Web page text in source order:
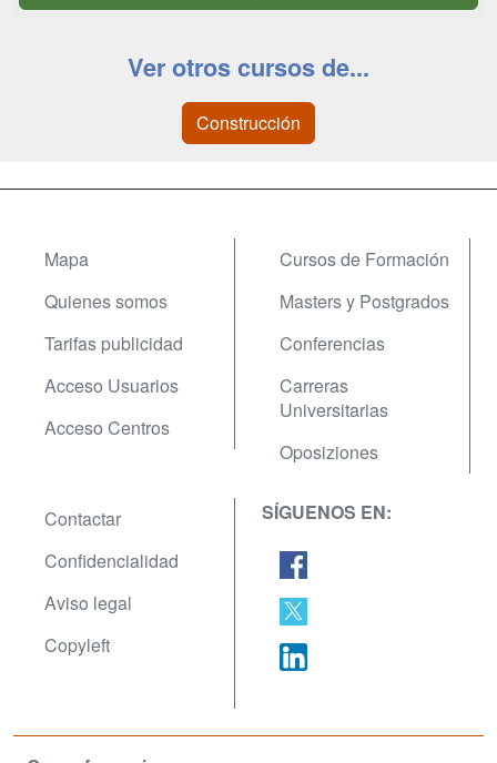
Ver otros cursos de...
Construcción
Mapa
Quienes somos
Tarifas publicidad
Acceso Usuarios
Acceso Centros
Cursos de Formación
Masters y Postgrados
Conferencias
Carreras
Universitarias
Oposiziones
Contactar
Confidencialidad
Aviso legal
Copyleft
SÍGUENOS EN: